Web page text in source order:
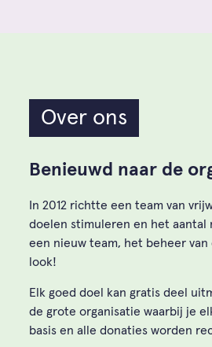
Over ons
Benieuwd naar de
In 2012 richtte een team van
doelen stimuleren en het aantal
een nieuw team, het beheer
look!
Elk goed doel kan gratis deel
de grote organisatie waarbij je
basis en alle donaties worden